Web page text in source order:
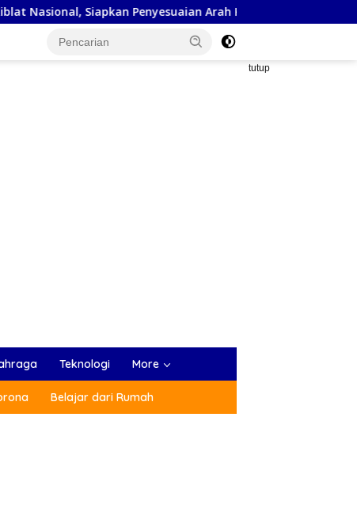
Penyesuaian Arah Kiblat Kejaksaan Negeri
tutup
Teknologi More
Belajar dari Rumah